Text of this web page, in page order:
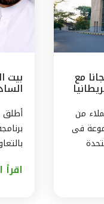
مع
من
فى
بيت
أطلق
اقرأ